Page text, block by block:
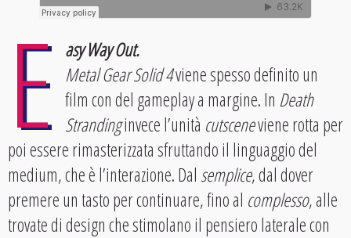
E asy Way Out.
Metal Gear Solid 4viene spesso definito un
film con del gameplay a margine. In Death
Strandinginvece l’unità cutsceneviene rotta per
poi essere rimasterizzata sfruttando il linguaggio del
medium, che è l’interazione. Dal semplice, dal dover
premere un tasto per continuare, fino al complesso, alle
trovate di design che stimolano il pensiero laterale con